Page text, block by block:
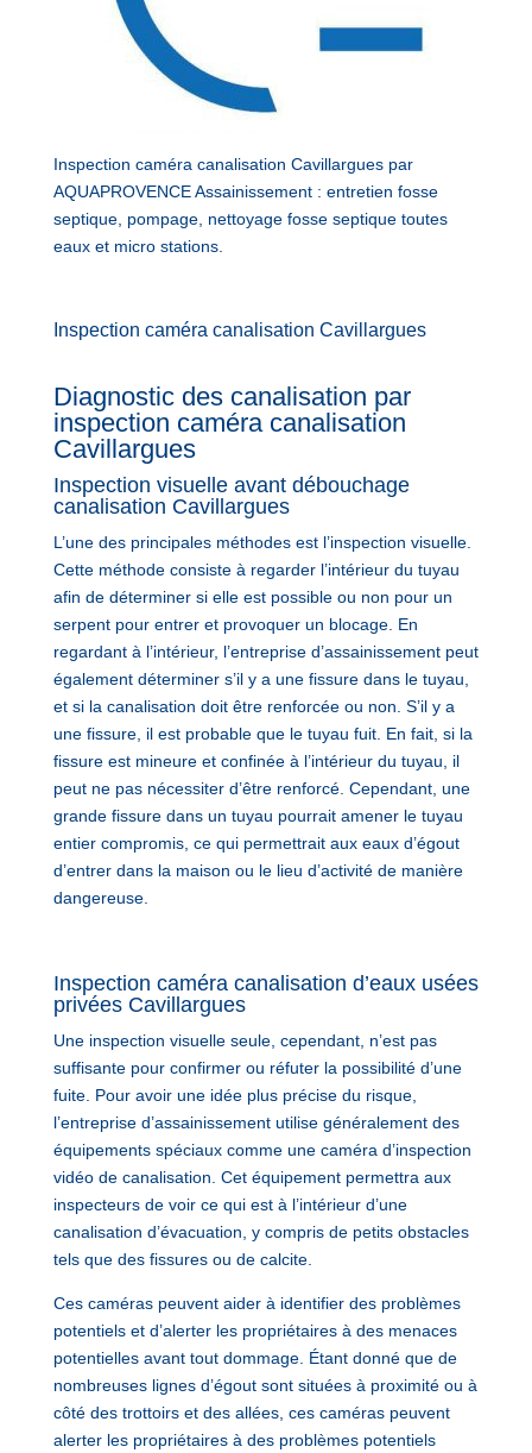
Inspection caméra canalisation Cavillargues par
AQUAPROVENCE Assainissement : entretien fosse
septique, pompage, nettoyage fosse septique toutes
eaux et micro stations.
Inspection caméra canalisation Cavillargues
Diagnostic des canalisation par
inspection caméra canalisation
Cavillargues
Inspection visuelle avant débouchage
canalisation Cavillargues
L’une des principales méthodes est l’inspection visuelle.
Cette méthode consiste à regarder l’intérieur du tuyau
afin de déterminer si elle est possible ou non pour un
serpent pour entrer et provoquer un blocage. En
regardant à l’intérieur, l’entreprise d’assainissement peut
également déterminer s’il y a une fissure dans le tuyau,
et si la canalisation doit être renforcée ou non. S’il y a
une fissure, il est probable que le tuyau fuit. En fait, si la
fissure est mineure et confinée à l’intérieur du tuyau, il
peut ne pas nécessiter d’être renforcé. Cependant, une
grande fissure dans un tuyau pourrait amener le tuyau
entier compromis, ce qui permettrait aux eaux d’égout
d’entrer dans la maison ou le lieu d’activité de manière
dangereuse.
Inspection caméra canalisation d’eaux usées
privées Cavillargues
Une inspection visuelle seule, cependant, n’est pas
suffisante pour confirmer ou réfuter la possibilité d’une
fuite. Pour avoir une idée plus précise du risque,
l’entreprise d’assainissement utilise généralement des
équipements spéciaux comme une caméra d’inspection
vidéo de canalisation. Cet équipement permettra aux
inspecteurs de voir ce qui est à l’intérieur d’une
canalisation d’évacuation, y compris de petits obstacles
tels que des fissures ou de calcite.
Ces caméras peuvent aider à identifier des problèmes
potentiels et d’alerter les propriétaires à des menaces
potentielles avant tout dommage. Étant donné que de
nombreuses lignes d’égout sont situées à proximité ou à
côté des trottoirs et des allées, ces caméras peuvent
alerter les propriétaires à des problèmes potentiels